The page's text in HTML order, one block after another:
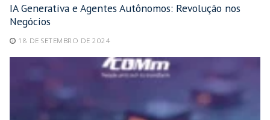
IA Generativa e Agentes Autônomos: Revolução nos
Negócios
18 DE SETEMBRO DE 2024